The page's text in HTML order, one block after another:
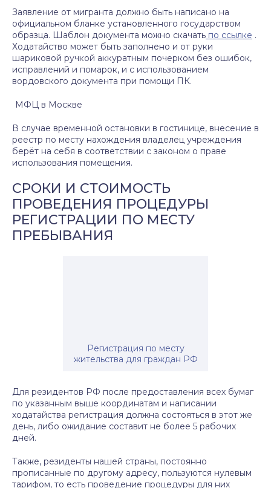
Заявление от мигранта должно быть написано на
официальном бланке установленного государством
образца. Шаблон документа можно скачать по ссылке .
Ходатайство может быть заполнено и от руки
шариковой ручкой аккуратным почерком без ошибок,
исправлений и помарок, и с использованием
вордовского документа при помощи ПК.
МФЦ в Москве
В случае временной остановки в гостинице, внесение в
реестр по месту нахождения владелец учреждения
берёт на себя в соответствии с законом о праве
использования помещения.
СРОКИ И СТОИМОСТЬ
ПРОВЕДЕНИЯ ПРОЦЕДУРЫ
РЕГИСТРАЦИИ ПО МЕСТУ
ПРЕБЫВАНИЯ
Регистрация по месту
жительства для граждан РФ
Для резидентов РФ после предоставления всех бумаг
по указанным выше координатам и написании
ходатайства регистрация должна состояться в этот же
день, либо ожидание составит не более 5 рабочих
дней.
Также, резиденты нашей страны, постоянно
прописанные по другому адресу, пользуются нулевым
тарифом, то есть проведение процедуры для них